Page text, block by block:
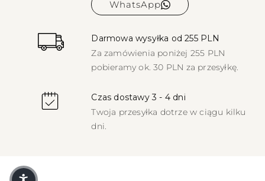
WhatsApp
Darmowa wysyłka od 255 PLN
Za zamówienia poniżej 255 PLN
pobieramy ok. 30 PLN za przesyłkę.
Czas dostawy 3 - 4 dni
Twoja przesyłka dotrze w ciągu kilku
dni.